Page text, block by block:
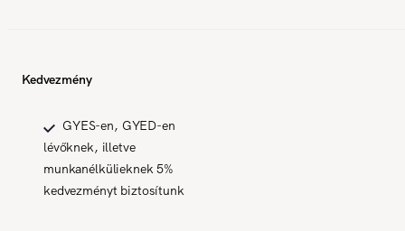
Kedvezmény
GYES-en, GYED-en
lévőknek, illetve
munkanélkülieknek 5%
kedvezményt biztosítunk